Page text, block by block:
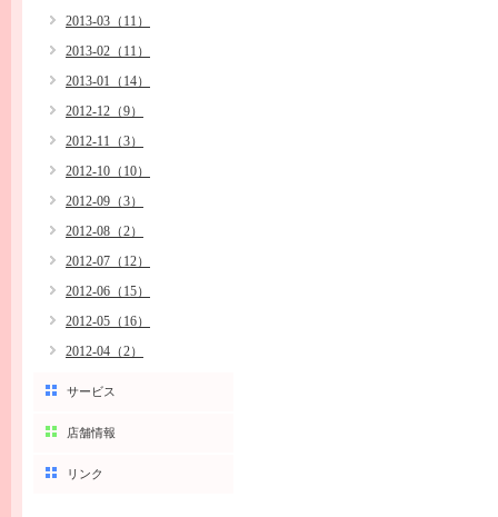
2013-03（11）
2013-02（11）
2013-01（14）
2012-12（9）
2012-11（3）
2012-10（10）
2012-09（3）
2012-08（2）
2012-07（12）
2012-06（15）
2012-05（16）
2012-04（2）
サービス
店舗情報
リンク